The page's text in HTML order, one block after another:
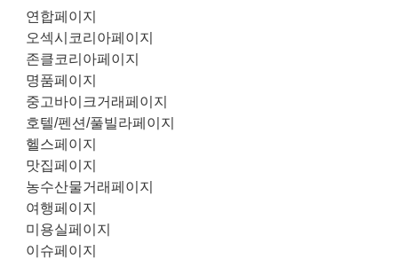
연합페이지
오섹시코리아페이지
존클코리아페이지
명품페이지
중고바이크거래페이지
호텔/펜션/풀빌라페이지
헬스페이지
맛집페이지
농수산물거래페이지
여행페이지
미용실페이지
이슈페이지